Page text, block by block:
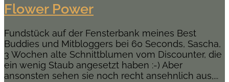
Flower Power
Fundstück auf der Fensterbank meines Best
Buddies und Mitbloggers bei 60 Seconds, Sascha,
3 Wochen alte Schnittblumen vom Discounter, die
ein wenig Staub angesetzt haben :-) Aber
ansonsten sehen sie noch recht ansehnlich aus,...